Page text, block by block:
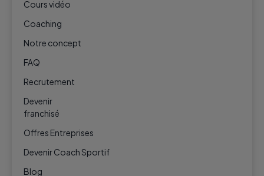
Cours vidéo
Coaching
Notre concept
FAQ
Recrutement
Devenir
franchisé
Offres Entreprises
Devenir Coach Sportif
Blog